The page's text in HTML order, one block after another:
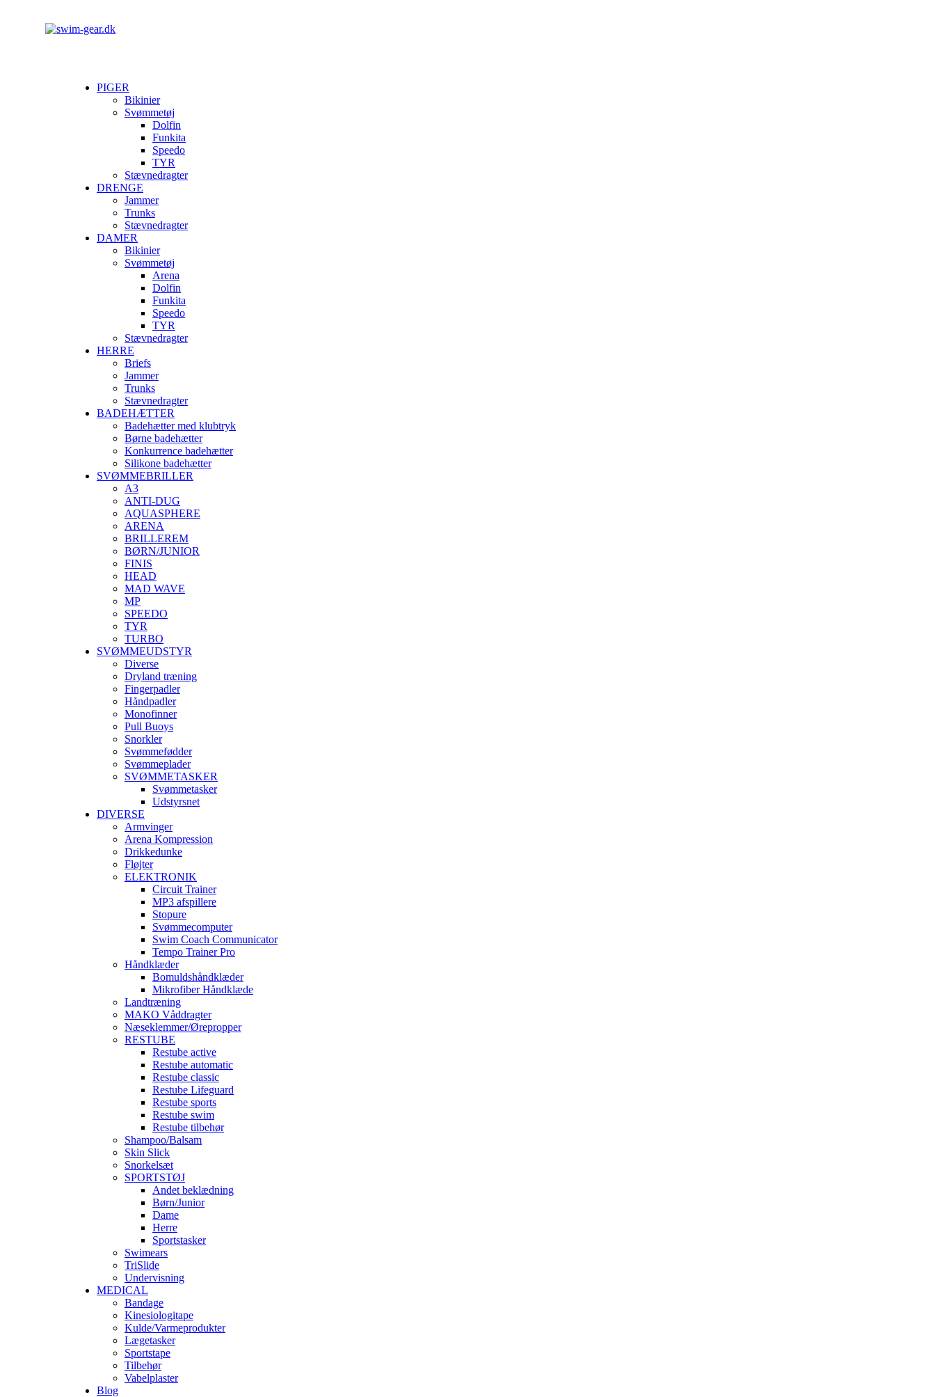
PIGER
Bikinier
Svømmetøj
Dolfin
Funkita
Speedo
TYR
Stævnedragter
DRENGE
Jammer
Trunks
Stævnedragter
DAMER
Bikinier
Svømmetøj
Arena
Dolfin
Funkita
Speedo
TYR
Stævnedragter
HERRE
Briefs
Jammer
Trunks
Stævnedragter
BADEHÆTTER
Badehætter med klubtryk
Børne badehætter
Konkurrence badehætter
Silikone badehætter
SVØMMEBRILLER
A3
ANTI-DUG
AQUASPHERE
ARENA
BRILLEREM
BØRN/JUNIOR
FINIS
HEAD
MAD WAVE
MP
SPEEDO
TYR
TURBO
SVØMMEUDSTYR
Diverse
Dryland træning
Fingerpadler
Håndpadler
Monofinner
Pull Buoys
Snorkler
Svømmefødder
Svømmeplader
SVØMMETASKER
Svømmetasker
Udstyrsnet
DIVERSE
Armvinger
Arena Kompression
Drikkedunke
Fløjter
ELEKTRONIK
Circuit Trainer
MP3 afspillere
Stopure
Svømmecomputer
Swim Coach Communicator
Tempo Trainer Pro
Håndklæder
Bomuldshåndklæder
Mikrofiber Håndklæde
Landtræning
MAKO Våddragter
Næseklemmer/Ørepropper
RESTUBE
Restube active
Restube automatic
Restube classic
Restube Lifeguard
Restube sports
Restube swim
Restube tilbehør
Shampoo/Balsam
Skin Slick
Snorkelsæt
SPORTSTØJ
Andet beklædning
Børn/Junior
Dame
Herre
Sportstasker
Swimears
TriSlide
Undervisning
MEDICAL
Bandage
Kinesiologitape
Kulde/Varmeprodukter
Lægetasker
Sportstape
Tilbehør
Vabelplaster
Blog